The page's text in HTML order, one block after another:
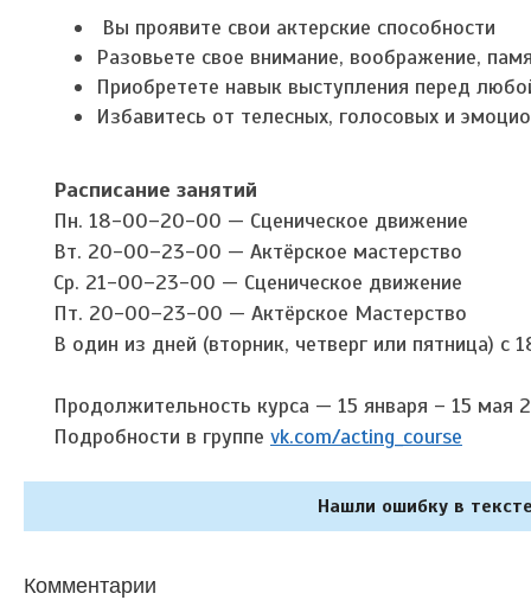
Вы проявите свои актерские способности
Разовьете свое внимание, воображение,
Приобретете навык выступления перед
Избавитесь от телесных, голосовых и
Расписание занятий
Пн. 18-00–20-00 — Сценическое движение
Вт. 20-00–23-00 — Актёрское мастерство
Ср. 21-00–23-00 — Сценическое движение
Пт. 20-00–23-00 — Актёрское Мастерство
В один из дней (вторник, четверг или пятница)
Продолжительность курса — 15 января – 15 мая
Подробности в группе vk.com/acting_course
Нашли ошибку в
Комментарии